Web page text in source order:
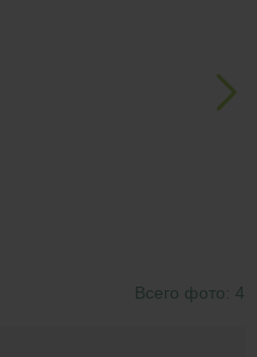
Всего фото: 4